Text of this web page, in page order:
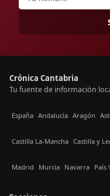
Crónica Cantabria
Tu fuente de información
España Andalucía Aragón
Castilla La-Mancha Castilla y
Madrid Murcia Navarra País